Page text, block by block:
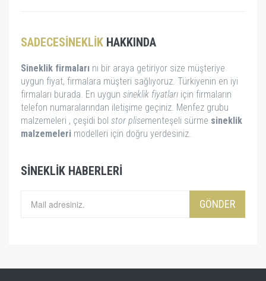
SADECESINEKLIK HAKKINDA
Sineklik firmaları nı bir araya getiriyor size müşteriye
uygun fiyat, firmalara müşteri sağlıyoruz. Türkiyenin en iyi
firmaları burada. En uygun sineklik fiyatları için firmaların
telefon numaralarından iletişime geçiniz. Menfez grubu
malzemeleri , çeşidi bol stor plisementeşeli sürme sineklik
malzemeleri modelleri için doğru yerdesiniz.
SINEKLIK HABERLERI
GÖNDER